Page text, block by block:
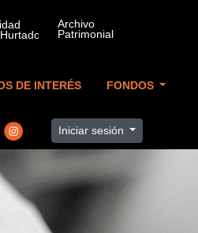
DE INTERÉS FONDOS
Iniciar sesión